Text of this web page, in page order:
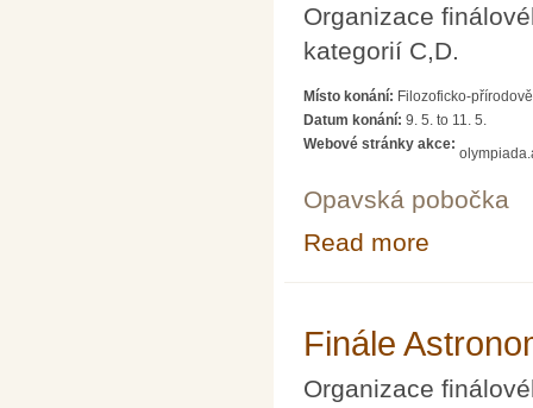
Organizace
kategorií C,D.
Místo konání: Filozoficko-
Datum konání: 9. 5. to 11. 5.
Webové stránky akce:
Opavská pobočka
Read more
Finále
Organizace